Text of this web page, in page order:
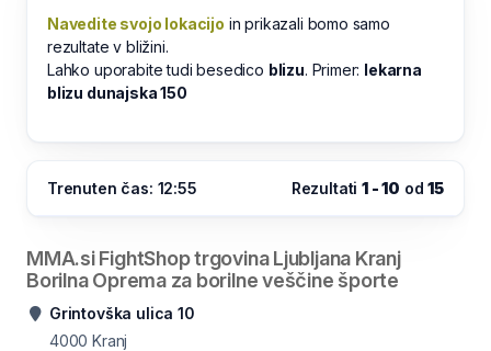
Navedite svojo lokacijo in prikazali bomo samo
rezultate v bližini.
Lahko uporabite tudi besedico blizu. Primer: lekarna
blizu dunajska 150
Trenuten čas: 12:55 Rezultati1 - 10 od15
MMA.si FightShop trgovina Ljubljana Kranj
Borilna Oprema za borilne veščine športe
Grintovška ulica 10
4000 Kranj